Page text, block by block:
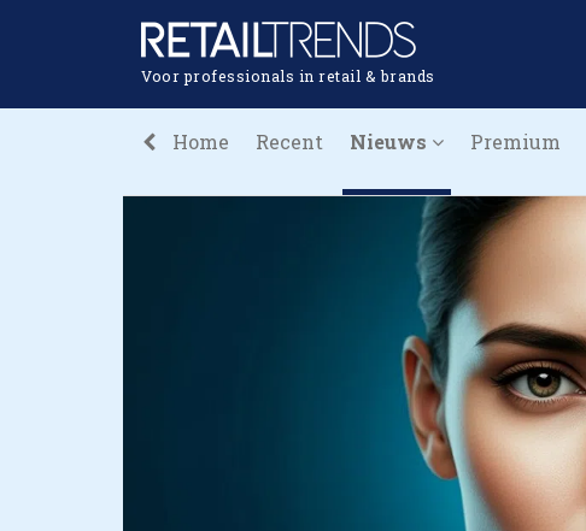
Voor professionals in retail & brands
Home Recent Nieuws Premium